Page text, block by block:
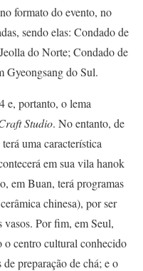
formato do evento, no
sendo elas: Condado de
do Norte; Condado de
Gyeongsang do Sul.
e, portanto, o lema
Studio. No entanto, de
uma característica
em sua vila hanok
em Buan, terá programas
chinesa), por ser
Por fim, em Seul,
o centro cultural conhecido
preparação de chá; e o